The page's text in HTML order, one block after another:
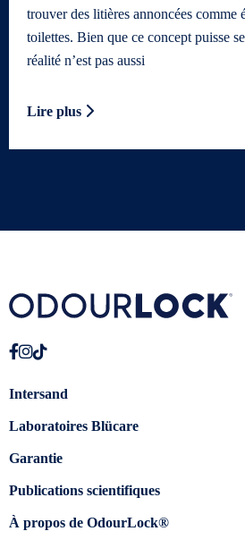
trouver des litières annoncées comme
toilettes. Bien que ce concept puisse
réalité n’est pas aussi
Lire plus
Intersand
Laboratoires Blücare
Garantie
Publications scientifiques
À propos de OdourLock®